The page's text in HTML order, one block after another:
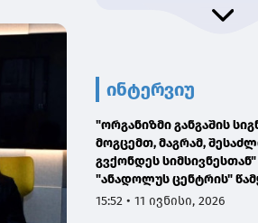
ინტერვიუ
"ორგანიზმი განგაშის
მოგცემთ, მაგრამ,
გვქონდეს
"ანადოლუს ცენტრის"
ონკოლოგთან
15:52 • 11 ივნისი, 2026